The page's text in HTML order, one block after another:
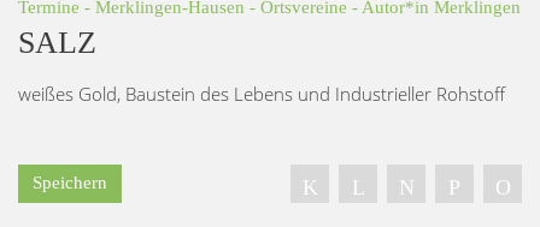
Termine - Merklingen-Hausen - Ortsvereine - Autor*in Merklingen
SALZ
weißes Gold, Baustein des Lebens und Industrieller Rohstoff
Speichern